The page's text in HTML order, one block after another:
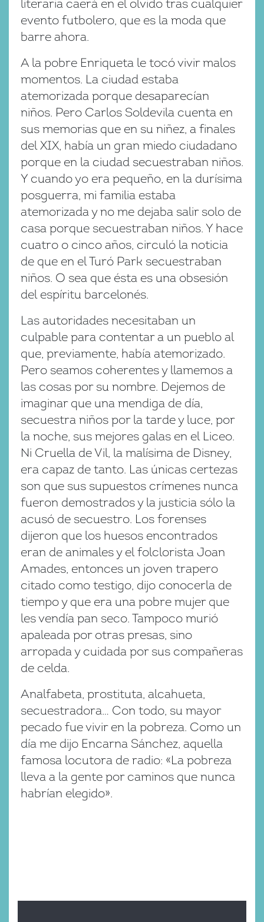
literaria caerá en el olvido tras cualquier
evento futbolero, que es la moda que
barre ahora.
A la pobre Enriqueta le tocó vivir malos
momentos. La ciudad estaba
atemorizada porque desaparecían
niños. Pero Carlos Soldevila cuenta en
sus memorias que en su niñez, a finales
del XIX, había un gran miedo ciudadano
porque en la ciudad secuestraban niños.
Y cuando yo era pequeño, en la durísima
posguerra, mi familia estaba
atemorizada y no me dejaba salir solo de
casa porque secuestraban niños. Y hace
cuatro o cinco años, circuló la noticia
de que en el Turó Park secuestraban
niños. O sea que ésta es una obsesión
del espíritu barcelonés.
Las autoridades necesitaban un
culpable para contentar a un pueblo al
que, previamente, había atemorizado.
Pero seamos coherentes y llamemos a
las cosas por su nombre. Dejemos de
imaginar que una mendiga de día,
secuestra niños por la tarde y luce, por
la noche, sus mejores galas en el Liceo.
Ni Cruella de Vil, la malísima de Disney,
era capaz de tanto. Las únicas certezas
son que sus supuestos crímenes nunca
fueron demostrados y la justicia sólo la
acusó de secuestro. Los forenses
dijeron que los huesos encontrados
eran de animales y el folclorista Joan
Amades, entonces un joven trapero
citado como testigo, dijo conocerla de
tiempo y que era una pobre mujer que
les vendía pan seco. Tampoco murió
apaleada por otras presas, sino
arropada y cuidada por sus compañeras
de celda.
Analfabeta, prostituta, alcahueta,
secuestradora… Con todo, su mayor
pecado fue vivir en la pobreza. Como un
día me dijo Encarna Sánchez, aquella
famosa locutora de radio: «La pobreza
lleva a la gente por caminos que nunca
habrían elegido».